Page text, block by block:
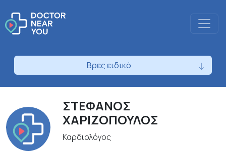
Βρες ειδικό
ΣΤΕΦΑΝΟΣ
ΧΑΡΙΖΟΠΟΥΛΟΣ
Καρδιολόγος